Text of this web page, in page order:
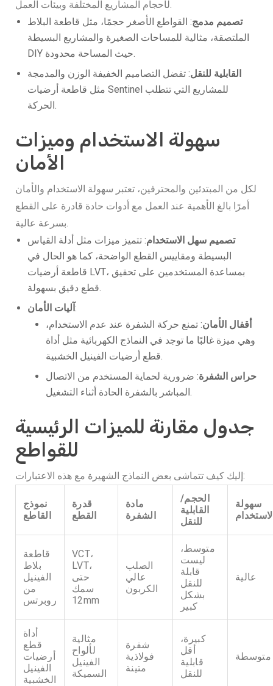
تصميم مدمج: القواطع الأصغر حجمًا، مثل قاطعة البلاط
الملتصقة، مثالية للمساحات الصغيرة والمشاريع البسيطة
القابلية للنقل: تفضل التصاميم الخفيفة الوزن والمدمجة
مثل قاطعة أرضيات Sentinel للمشاريع التي تتطلب
سهولة الاستخدام وميزات
الأمان
لكل من المبتدئين والمحترفين، تعتبر سهولة الاستخدام والأمان
أمرًا بالغ الأهمية عند العمل مع أدوات حادة قادرة على القطع
تصميم سهل الاستخدام: تتميز ميزات مثل أدلة القياس
البسيطة ومقاييس القطع الواضحة، كما هو الحال في
قاطعة أرضيات LVT، بمساعدة المستخدمين على تحقيق
آليات الأمان:
أقفال الأمان: تمنع حركة الشفرة عند عدم الاستخدام،
وهي ميزة غالبًا ما توجد في النماذج الكهربائية مثل أداة
حراس الشفرة: ضرورية لحماية المستخدم من الاتصال
جدول مقارنة للميزات الرئيسية
للقواطع
إليك كيف تتماشى بعض النماذج الشهيرة مع هذه الاعتبارات:
نموذج
القاطع
قدرة
القطع
مادة
الشفرة
الحجم/
القابلية
للنقل
سهولة
قاطعة
بلاط
الفينيل
من
روبرتس
VCT،
LVT،
حتى
سمك
12mm
الصلب
عالي
الكربون
متوسط،
ليست
قابلة
للنقل
بشكل
كبير
عالية
أداة
قطع
أرضيات
الفينيل
الخشبية
مثالية
لألواح
الفينيل
السميكة
شفرة
فولاذية
متينة
كبيرة،
أقل
قابلية
للنقل
متوسطة